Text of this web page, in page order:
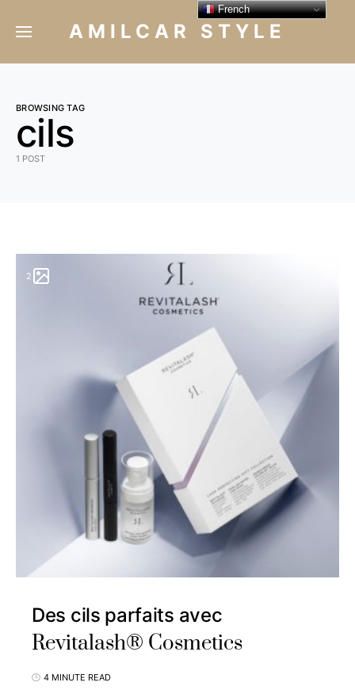
AMILCAR STYLE
BROWSING TAG
cils
1 POST
2
Des cils parfaits avec
Revitalash® Cosmetics
4 MINUTE READ
French